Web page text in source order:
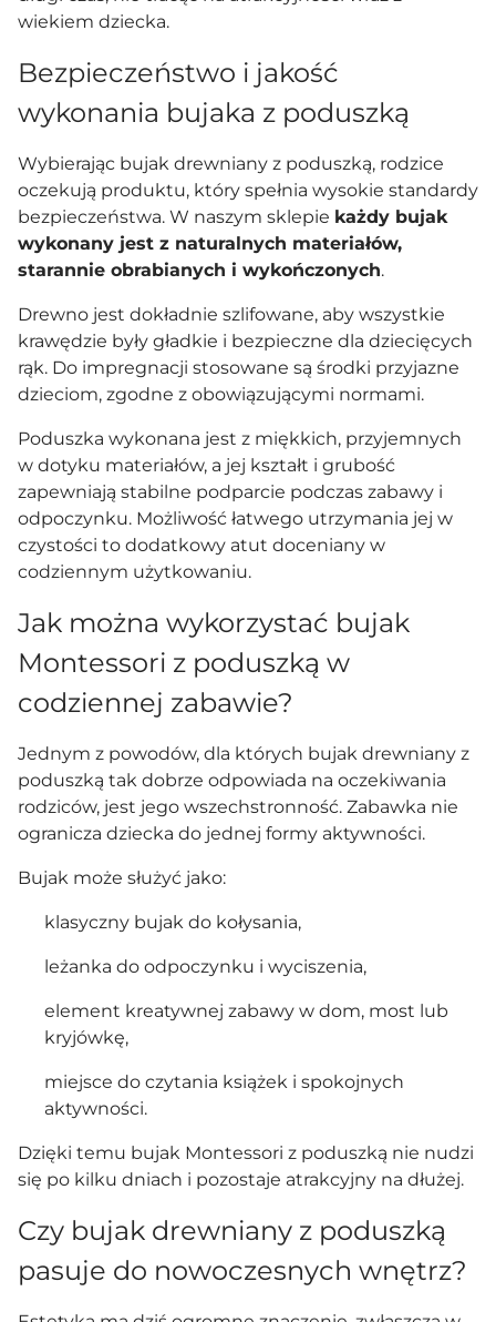
wiekiem dziecka.
Bezpieczeństwo i jakość
wykonania bujaka z poduszką
Wybierając bujak drewniany z poduszką, rodzice
oczekują produktu, który spełnia wysokie standardy
bezpieczeństwa. W naszym sklepie każdy bujak
wykonany jest z naturalnych materiałów,
starannie obrabianych i wykończonych.
Drewno jest dokładnie szlifowane, aby wszystkie
krawędzie były gładkie i bezpieczne dla dziecięcych
rąk. Do impregnacji stosowane są środki przyjazne
dzieciom, zgodne z obowiązującymi normami.
Poduszka wykonana jest z miękkich, przyjemnych
w dotyku materiałów, a jej kształt i grubość
zapewniają stabilne podparcie podczas zabawy i
odpoczynku. Możliwość łatwego utrzymania jej w
czystości to dodatkowy atut doceniany w
codziennym użytkowaniu.
Jak można wykorzystać bujak
Montessori z poduszką w
codziennej zabawie?
Jednym z powodów, dla których bujak drewniany z
poduszką tak dobrze odpowiada na oczekiwania
rodziców, jest jego wszechstronność. Zabawka nie
ogranicza dziecka do jednej formy aktywności.
Bujak może służyć jako:
klasyczny bujak do kołysania,
leżanka do odpoczynku i wyciszenia,
element kreatywnej zabawy w dom, most lub
kryjówkę,
miejsce do czytania książek i spokojnych
aktywności.
Dzięki temu bujak Montessori z poduszką nie nudzi
się po kilku dniach i pozostaje atrakcyjny na dłużej.
Czy bujak drewniany z poduszką
pasuje do nowoczesnych wnętrz?